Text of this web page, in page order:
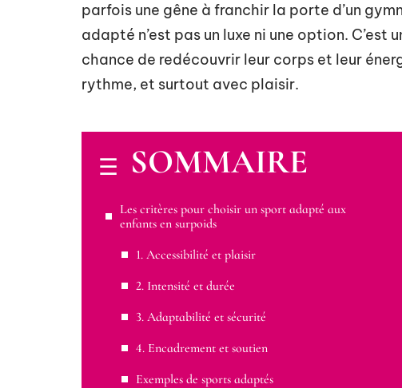
parfois une gêne à franchir la porte d’un
adapté n’est pas un luxe ni une option. C’est
chance de redécouvrir leur corps et leur
rythme, et surtout avec plaisir.
SOMMAIRE
Les critères pour choisir un sport adapté aux
enfants en surpoids
1. Accessibilité et plaisir
2. Intensité et durée
3. Adaptabilité et sécurité
4. Encadrement et soutien
Exemples de sports adaptés